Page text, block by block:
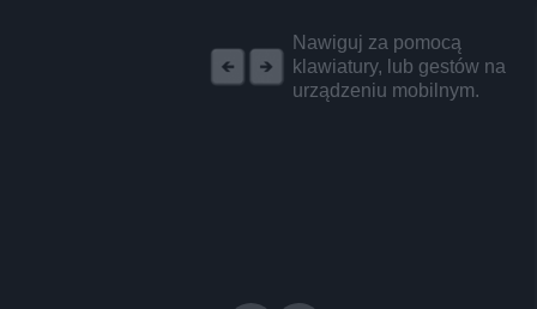
Nawiguj za pomocą
klawiatury, lub gestów na
urządzeniu mobilnym.